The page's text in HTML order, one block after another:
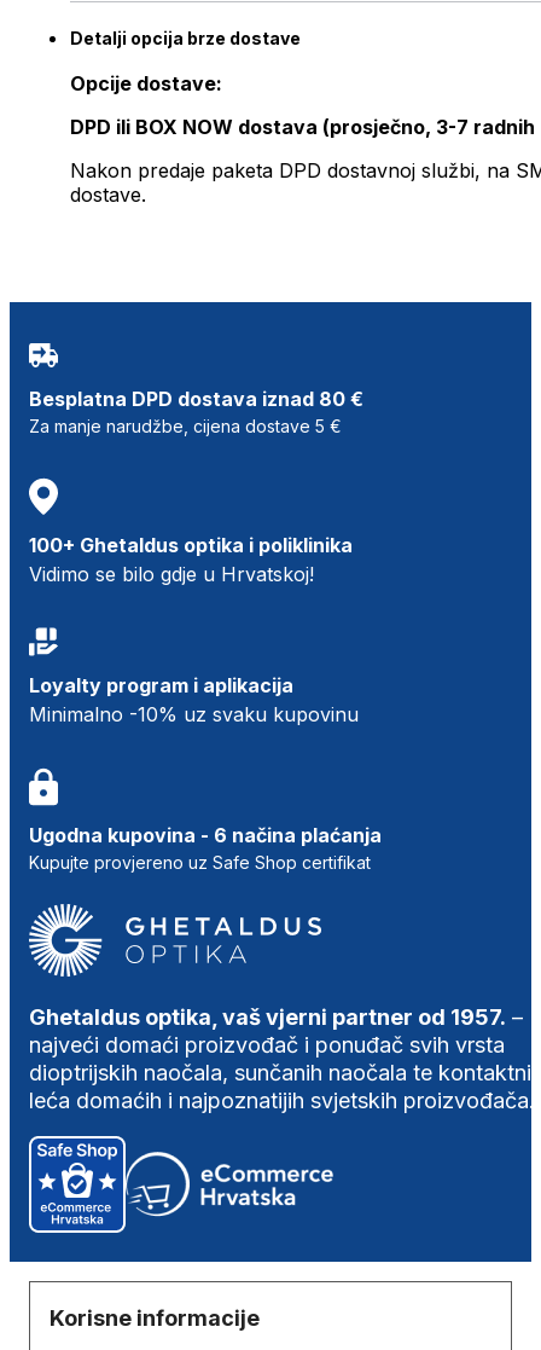
Detalji opcija brze dostave
Opcije dostave:
DPD ili BOX NOW dostava (prosječno, 3-7 radnih
Nakon predaje paketa DPD dostavnoj službi, na
dostave.
Besplatna DPD dostava iznad 80 €
Za manje narudžbe, cijena dostave 5 €
100+ Ghetaldus optika i poliklinika
Vidimo se bilo gdje u Hrvatskoj!
Loyalty program i aplikacija
Minimalno -10% uz svaku kupovinu
Ugodna kupovina - 6 načina plaćanja
Kupujte provjereno uz Safe Shop certifikat
Ghetaldus optika, vaš vjerni partner od 1957. –
najveći domaći proizvođač i ponuđač svih vrsta
dioptrijskih naočala, sunčanih naočala te
leća domaćih i najpoznatijih svjetskih proizvođača.
Korisne informacije